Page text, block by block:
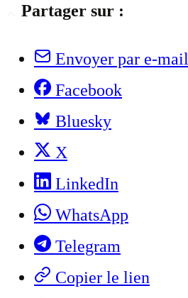
Partager sur :
Envoyer par e-mail
Facebook
Bluesky
X
LinkedIn
WhatsApp
Telegram
Copier le lien